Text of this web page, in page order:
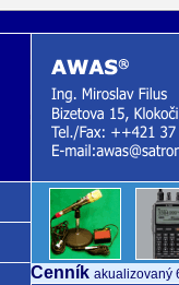
Cenník akualizovaný